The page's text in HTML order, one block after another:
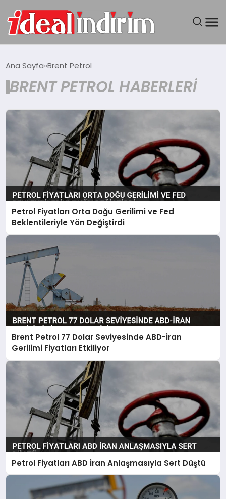
BILGISAYAR
DÜNYA
SEYAHAT
TEKNOLOJI
YAŞAM
Ana Sayfa Brent Petrol
BRENT PETROL HABERLERI
Petrol Fiyatları Orta Doğu Gerilimi ve Fed
Beklentileriyle Yön Değiştirdi
Brent Petrol 77 Dolar Seviyesinde ABD-İran
Gerilimi Fiyatları Etkiliyor
Petrol Fiyatları ABD İran Anlaşmasıyla Sert Düştü